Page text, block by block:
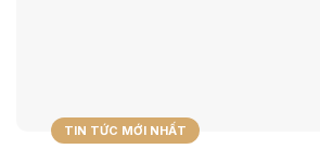
TIN TỨC MỚI NHẤT